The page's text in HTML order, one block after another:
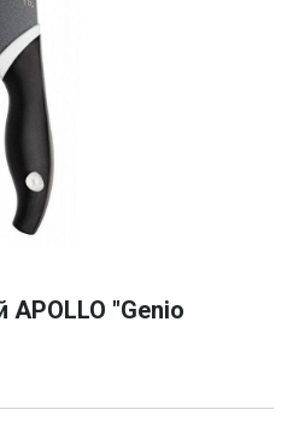
"Genio